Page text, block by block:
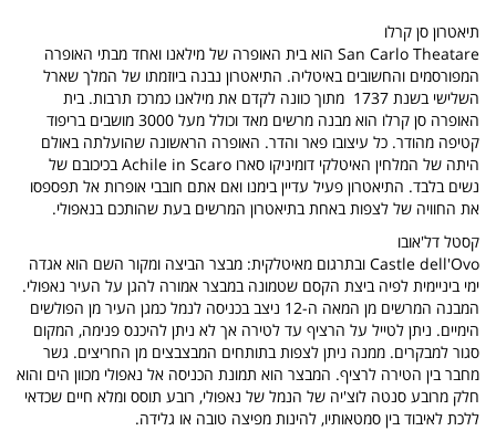
תיאטרון סן קרלו
San Carlo Theatare הוא בית האופרה של מילאנו ואחד מבתי האופרה
המפורסמים והחשובים באיטליה. התיאטרון נבנה ביוזמתו של המלך שארל
השלישי בשנת 1737 מתוך כוונה לקדם את מילאנו כמרכז תרבות. בית
האופרה סן קרלו הוא מבנה מרשים מאד וכולל מעל 3000 מושבים בריפוד
קטיפה מהודר. כל עיצובו פאר והדר. האופרה הראשונה שהועלתה באולם
היתה של המלחין האיטלקי דומיניקו סארו Achile in Scaro בכיכובם של
נשים בלבד. התיאטרון פעיל עדיין בימנו ואם אתם חובבי אופרות אל תפספסו
את החוויה של לצפות באחת בתיאטרון המרשים בעת שהותכם בנאפולי.
קסטל דל'אובו
Castle dell'Ovo ובתרגום מאיטלקית: מבצר הביצה ומקור השם הוא אגדה
ימי ביניימית לפיה ביצת הקסם שטמונה במבצר אמורה להגן על העיר נאפולי.
המבנה המרשים מן המאה ה-12 ניצב בכניסה לנמל כמגן העיר מן הפולשים
הימיים. ניתן לטייל על הרציף עד לטירה אך לא ניתן להיכנס פנימה, המקום
סגור למבקרים. ממנה ניתן לצפות בתותחים המבצבצים מן החריצים. גשר
מחבר בין הטירה לרציף. המבצר הוא תמונת הכניסה אל נאפולי מכוון הים והוא
חלק מרובע סנטה לוצ'יה של הנמל של נאפולי, רובע תוסס ומלא חיים שכדאי
ללכת לאיבוד בין סמטאותיו, להינות מפיצה טובה או גלידה.